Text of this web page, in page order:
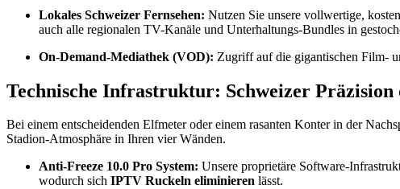
Lokales Schweizer Fernsehen: Nutzen Sie unsere vollwertige,
auch alle regionalen TV-Kanäle und Unterhaltungs-Bundles in
On-Demand-Mediathek (VOD): Zugriff auf die gigantischen Film-
Technische Infrastruktur: Schweizer Präzision
Bei einem entscheidenden Elfmeter oder einem rasanten Konter in der
Stadion-Atmosphäre in Ihren vier Wänden.
Anti-Freeze 10.0 Pro System: Unsere proprietäre Software-
wodurch sich IPTV Ruckeln eliminieren lässt.